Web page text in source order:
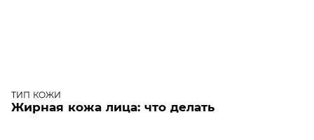
ТИП КОЖИ
Жирная кожа лица: что делать